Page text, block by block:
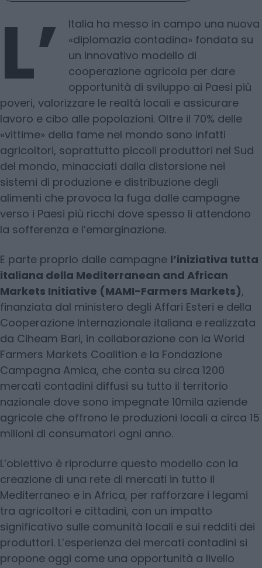
L’
Italia ha messo in campo una nuova
«diplomazia contadina» fondata su
un innovativo modello di
cooperazione agricola per dare
opportunità di sviluppo ai Paesi più
poveri, valorizzare le realtà locali e assicurare
lavoro e cibo alle popolazioni. Oltre il 70% delle
«vittime» della fame nel mondo sono infatti
agricoltori, soprattutto piccoli produttori nel Sud
del mondo, minacciati dalla distorsione nei
sistemi di produzione e distribuzione degli
alimenti che provoca la fuga dalle campagne
verso i Paesi più ricchi dove spesso li attendono
la sofferenza e l’emarginazione.
E parte proprio dalle campagne l’iniziativa tutta
italiana della Mediterranean and African
Markets Initiative (MAMI-Farmers Markets),
finanziata dal ministero degli Affari Esteri e della
Cooperazione Internazionale italiana e realizzata
da Ciheam Bari, in collaborazione con la World
Farmers Markets Coalition e la Fondazione
Campagna Amica, che conta su circa 1200
mercati contadini diffusi su tutto il territorio
nazionale dove sono impegnate 10mila aziende
agricole che offrono le produzioni locali a circa 15
milioni di consumatori ogni anno.
L’obiettivo è riprodurre questo modello con la
creazione di una rete di mercati in tutto il
Mediterraneo e in Africa, per rafforzare i legami
tra agricoltori e cittadini, con un impatto
significativo sulle comunità locali e sui redditi dei
produttori. L’esperienza dei mercati contadini si
propone oggi come una opportunità a livello